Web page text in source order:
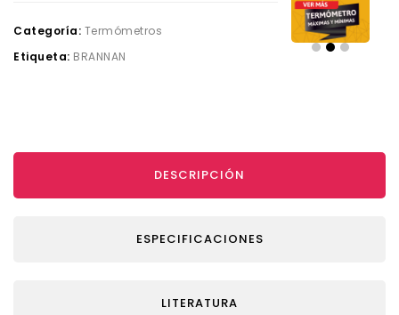
Categoría: Termómetros
Etiqueta: BRANNAN
DESCRIPCIÓN
ESPECIFICACIONES
LITERATURA